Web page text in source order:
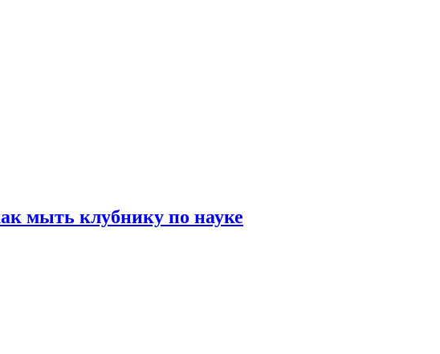
мыть клубнику по науке